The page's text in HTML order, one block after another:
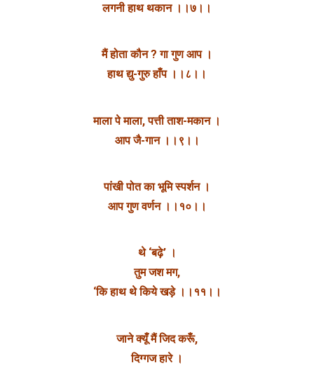
लगनी हाथ थकान ।।७।।
मैं होता कौन ? गा गुण आप ।
हाथ द्यु-गुरु हाँप ।।८।।
माला पे माला, पत्ती ताश-मकान ।
आप जै-गान ।।९।।
पांखी पोत का भूमि स्पर्शन ।
आप गुण वर्णन ।।१०।।
थे ‘बढ़े’ ।
तुम जश मग,
‘कि हाथ थे किये खड़े ।।११।।
जाने क्यूँ मैं जिद करूँ,
दिग्गज हारे ।